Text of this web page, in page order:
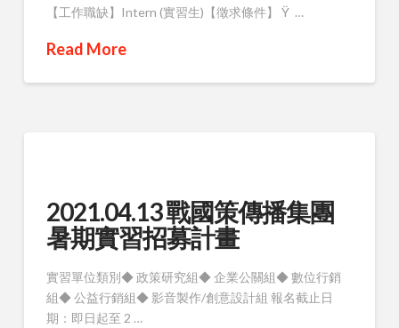
【工作職缺】Intern (實習生)【徵求條件】 Ÿ …
Read More
2021.04.13 戰國策傳播集團
暑期實習招募計畫
實習單位類別◆ 政策研究組◆ 企業公關組◆ 數位行銷
組◆ 公益行銷組◆ 影音製作/創意設計組 報名截止日
期：即日起至 2 …